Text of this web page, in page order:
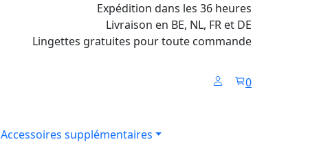
Expédition dans les 36 heures
Livraison en BE, NL, FR et DE
Lingettes gratuites pour toute commande
0
Accessoires supplémentaires